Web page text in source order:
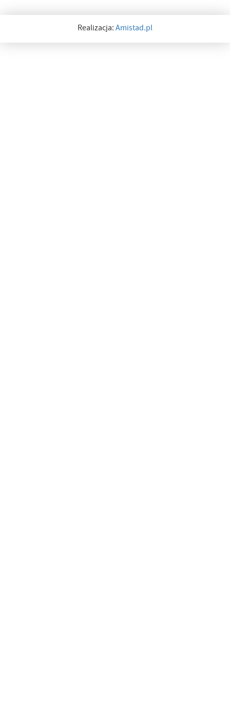
Realizacja:Amistad.pl